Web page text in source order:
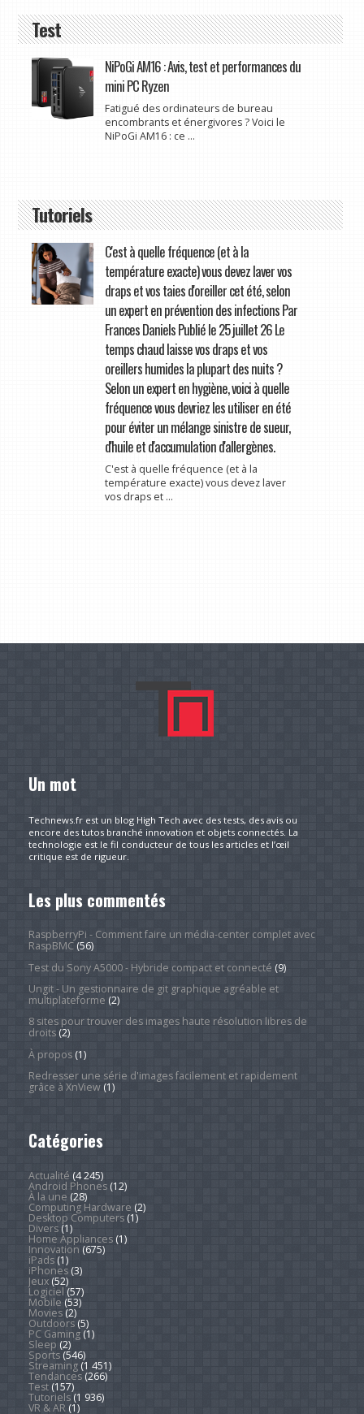
Test
NiPoGi AM16 : Avis, test et performances du
mini PC Ryzen
Fatigué des ordinateurs de bureau
encombrants et énergivores ? Voici le
NiPoGi AM16 : ce ...
Tutoriels
C'est à quelle fréquence (et à la
température exacte) vous devez laver vos
draps et vos taies d'oreiller cet été, selon
un expert en prévention des infections Par
Frances Daniels Publié le 25 juillet 26 Le
temps chaud laisse vos draps et vos
oreillers humides la plupart des nuits ?
Selon un expert en hygiène, voici à quelle
fréquence vous devriez les utiliser en été
pour éviter un mélange sinistre de sueur,
d'huile et d'accumulation d'allergènes.
C'est à quelle fréquence (et à la
température exacte) vous devez laver
vos draps et ...
Un mot
Technews.fr est un blog High Tech avec des tests, des avis ou
encore des tutos branché innovation et objets connectés. La
technologie est le fil conducteur de tous les articles et l’œil
critique est de rigueur.
Les plus commentés
RaspberryPi - Comment faire un média-center complet avec
RaspBMC(56)
Test du Sony A5000 - Hybride compact et connecté (9)
Ungit - Un gestionnaire de git graphique agréable et
multiplateforme (2)
8 sites pour trouver des images haute résolution libres de
droits(2)
À propos(1)
Redresser une série d'images facilement et rapidement
grâce à XnView(1)
Catégories
Actualité (4 245)
Android Phones(12)
À la une (28)
Computing Hardware (2)
Desktop Computers(1)
Divers(1)
Home Appliances(1)
Innovation (675)
iPads(1)
iPhones(3)
Jeux(52)
Logiciel (57)
Mobile (53)
Movies(2)
Outdoors(5)
PC Gaming(1)
Sleep (2)
Sports(546)
Streaming(1 451)
Tendances(266)
Test(157)
Tutoriels(1 936)
VR & AR(1)